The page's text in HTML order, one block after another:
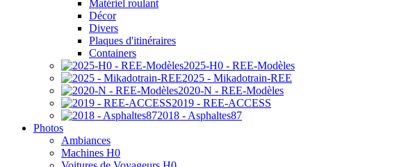
Matériel roulant
Décor
Divers
Plaques d'itinéraires
Containers
2025-H0 - REE-Modèles
2025 - Mikadotrain-REE
2020-N - REE-Modèles
2019 - REE-ACCESS
2018 - Asphaltes87
Photos
Ambiances
Machines H0